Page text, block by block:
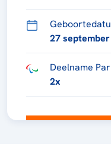
27
Deelname
2x